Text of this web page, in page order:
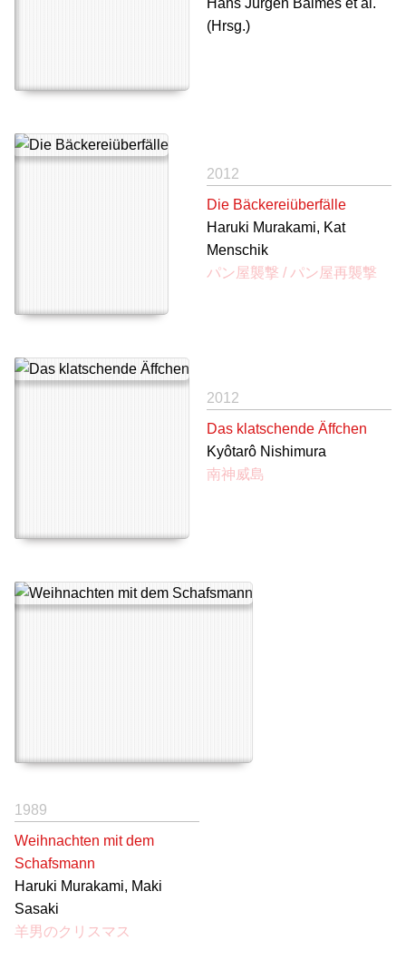
Hans Jürgen Balmes et al.
(Hrsg.)
2012
Die Bäckereiüberfälle
Haruki Murakami, Kat
Menschik
パン屋襲撃 / パン屋再襲撃
2012
Das klatschende Äffchen
Kyôtarô Nishimura
南神威島
1989
Weihnachten mit dem
Schafsmann
Haruki Murakami, Maki
Sasaki
羊男のクリスマス